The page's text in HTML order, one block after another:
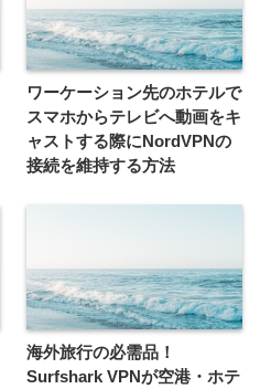
ワーケーション先のホテルで
スマホからテレビへ動画をキ
ャストする際にNordVPNの
接続を維持する方法
海外旅行の必需品！
Surfshark VPNが空港・ホテ